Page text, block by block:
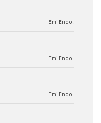
Emi Endo.
Emi Endo.
Emi Endo.